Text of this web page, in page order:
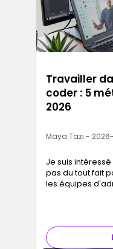
Travailler
coder : 5
2026
Maya Tazi -
Je suis
pas du tout fait
les équipes